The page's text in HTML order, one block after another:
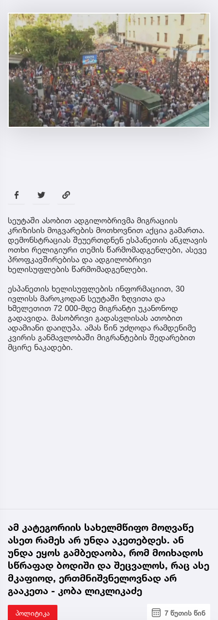
სეუტაში ასობით ადგილობრივმა მიგრაციის
კრიზისის მოგვარების მოთხოვნით აქცია გამართა.
დემონსტრაციას შეუერთდნენ ესპანეთის ანკლავის
ოთხი რელიგიური თემის წარმომადგენლები, ასევე
პროფკავშირებისა და ადგილობრივი
ხელისუფლების წარმომადგენლები.
ესპანეთის ხელისუფლების ინფორმაციით, 30
ივლისს მაროკოდან სეუტაში ზღვითა და
ხმელეთით 72 000-მდე მიგრანტი უკანონოდ
გადავიდა. მასობრივი გადასვლისას ათობით
ადამიანი დაიღუპა. ამას წინ უძღოდა რამდენიმე
კვირის განმავლობაში მიგრანტების შედარებით
მცირე ნაკადები.
ამ კატეგორიის სახელმწიფო მოღვაწე
ასეთ რამეს არ უნდა აკეთებდეს. ან
უნდა ეყოს გამბედაობა, რომ მოიხადოს
სწრაფად ბოდიში და შეცვალოს, რაც ასე
მკაფიოდ, ერთმნიშვნელოვნად არ
გააკეთა - კობა ლიკლიკაძე
პოლიტიკა 7 წუთის წინ